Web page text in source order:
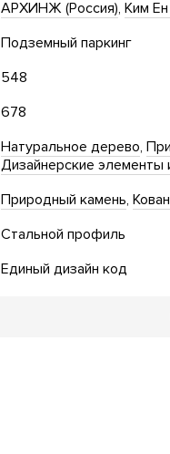
АРХИНЖ (Россия) Ким Ен
Подземный паркинг
548
678
Натуральное дерево
Дизайнерские элементы
Природный камень
Стальной профиль
Единый дизайн код